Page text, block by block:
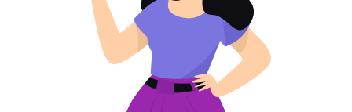
ง่ายต่อการอัปเดตและจัดการ
การติดตามและการวิเคราะห์
เพิ่มความสะดวกสบายสำหรับธุรกิจและการใช้
งานส่วนตัว